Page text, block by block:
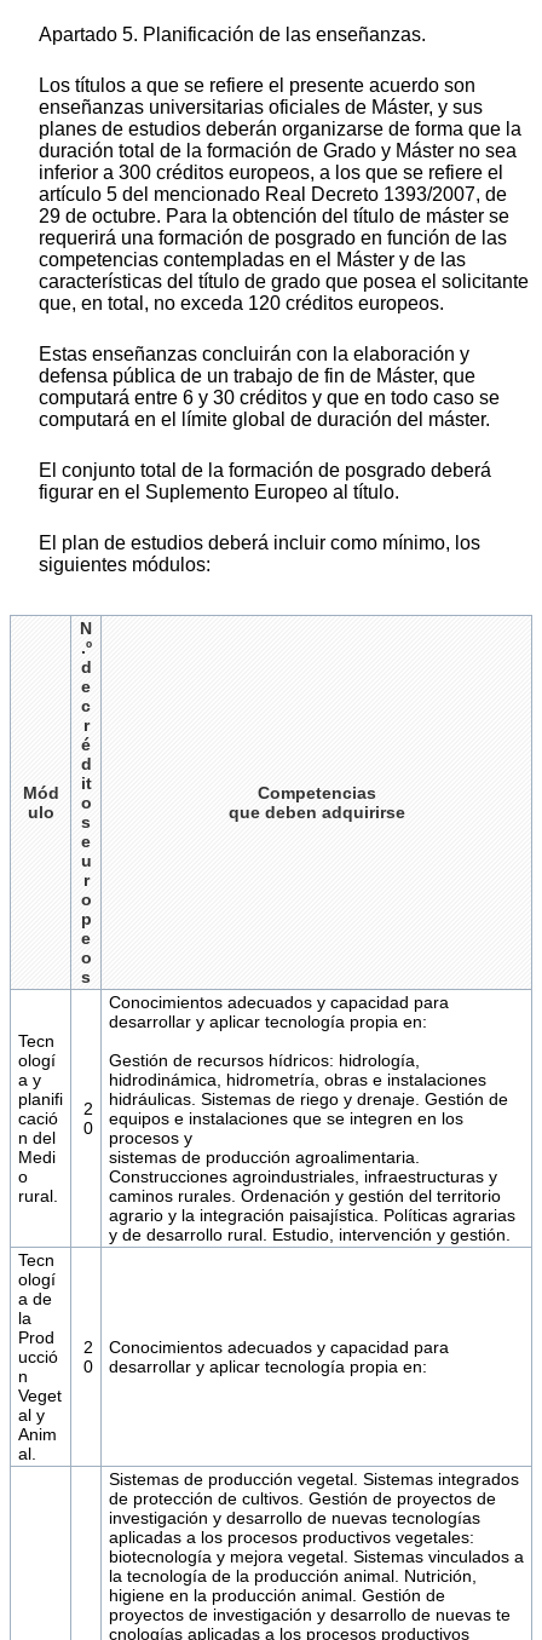
Apartado 5. Planificación de las enseñanzas.
Los títulos a que se refiere el presente acuerdo son
enseñanzas universitarias oficiales de Máster, y sus
planes de estudios deberán organizarse de forma que la
duración total de la formación de Grado y Máster no sea
inferior a 300 créditos europeos, a los que se refiere el
artículo 5 del mencionado Real Decreto 1393/2007, de
29 de octubre. Para la obtención del título de máster se
requerirá una formación de posgrado en función de las
competencias contempladas en el Máster y de las
características del título de grado que posea el solicitante
que, en total, no exceda 120 créditos europeos.
Estas enseñanzas concluirán con la elaboración y
defensa pública de un trabajo de fin de Máster, que
computará entre 6 y 30 créditos y que en todo caso se
computará en el límite global de duración del máster.
El conjunto total de la formación de posgrado deberá
figurar en el Suplemento Europeo al título.
El plan de estudios deberá incluir como mínimo, los
siguientes módulos:
Mód
ulo
N
.º
d
e
c
r
é
d
it
o
s
e
u
r
o
p
e
o
s
Competencias
que deben adquirirse
Tecn
ologí
a y
planifi
cació
n del
Medi
o
rural.
2
0
Conocimientos adecuados y capacidad para
desarrollar y aplicar tecnología propia en:
Gestión de recursos hídricos: hidrología,
hidrodinámica, hidrometría, obras e instalaciones
hidráulicas. Sistemas de riego y drenaje. Gestión de
equipos e instalaciones que se integren en los
procesos y
sistemas de producción agroalimentaria.
Construcciones agroindustriales, infraestructuras y
caminos rurales. Ordenación y gestión del territorio
agrario y la integración paisajística. Políticas agrarias
y de desarrollo rural. Estudio, intervención y gestión.
Tecn
ologí
a de
la
Prod
ucció
n
Veget
al y
Anim
al.
2
0
Conocimientos adecuados y capacidad para
desarrollar y aplicar tecnología propia en:
Sistemas de producción vegetal. Sistemas integrados
de protección de cultivos. Gestión de proyectos de
investigación y desarrollo de nuevas tecnologías
aplicadas a los procesos productivos vegetales:
biotecnología y mejora vegetal. Sistemas vinculados a
la tecnología de la producción animal. Nutrición,
higiene en la producción animal. Gestión de
proyectos de investigación y desarrollo de nuevas te
cnologías aplicadas a los procesos productivos